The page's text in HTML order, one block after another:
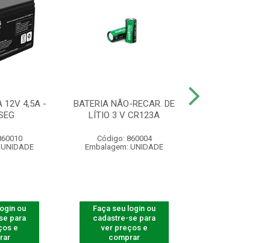
12V 4,5A -
ou
para
e
BATERIA NÃO-RECAR. DE
LÍTIO 3 V CR123A
Código: 860004
Embalagem: UNIDADE
Faça seu login ou
cadastre-se para
ver preços e
comprar